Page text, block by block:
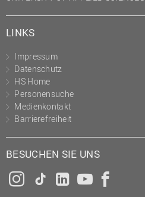
LINKS
Impressum
Datenschutz
HS Home
Personensuche
Medienkontakt
Barrierefreiheit
BESUCHEN SIE UNS
Instagram
Tiktok
LinkedInYouTube